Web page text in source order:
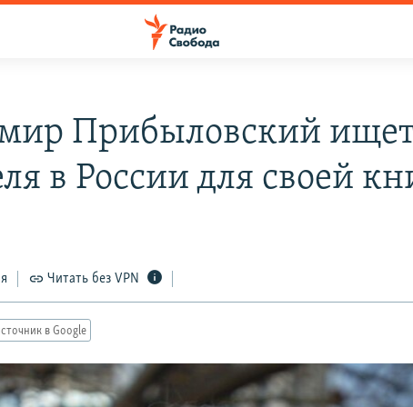
Прибыловский
в России для своей
Читать без VPN
в Google